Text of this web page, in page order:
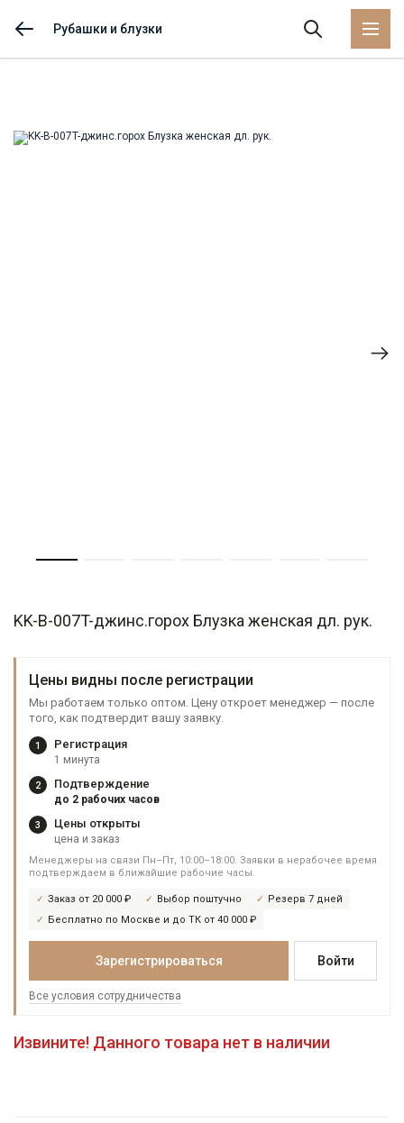
Рубашки и блузки
KK-B-007T-джинс.горох Блузка женская дл. рук.
Цены видны после регистрации
Мы работаем только оптом. Цену откроет менеджер — после
того, как подтвердит вашу заявку.
1 Регистрация
1 минута
2 Подтверждение
до 2 рабочих часов
3 Цены открыты
цена и заказ
Менеджеры на связи Пн–Пт, 10:00–18:00. Заявки в нерабочее время
подтверждаем в ближайшие рабочие часы.
Заказ от 20 000 ₽ Выбор поштучно
Резерв 7 дней
Бесплатно по Москве и до ТК от 40 000 ₽
Зарегистрироваться Войти
Все условия сотрудничества
Извините! Данного товара нет в наличии